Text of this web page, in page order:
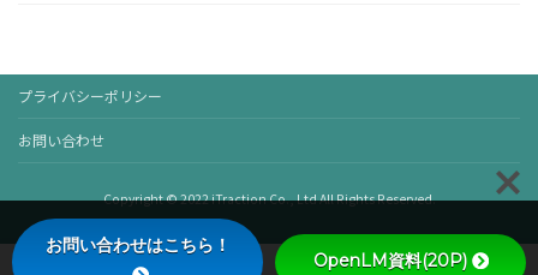
プライバシーポリシー
お問い合わせ
Copyright © 2022 iTraction Co., Ltd All Rights Reserved.
お問い合わせはこちら！
OpenLM資料(20P)